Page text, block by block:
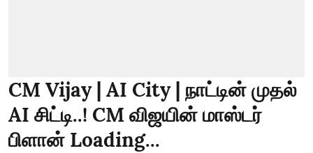
CM Vijay | AI City | நாட்டின் முதல்
AI சிட்டி..! CM விஜயின் மாஸ்டர்
பிளான் Loading...